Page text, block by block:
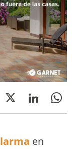
en